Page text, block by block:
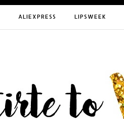
ALIEXPRESS LIPSWEEK